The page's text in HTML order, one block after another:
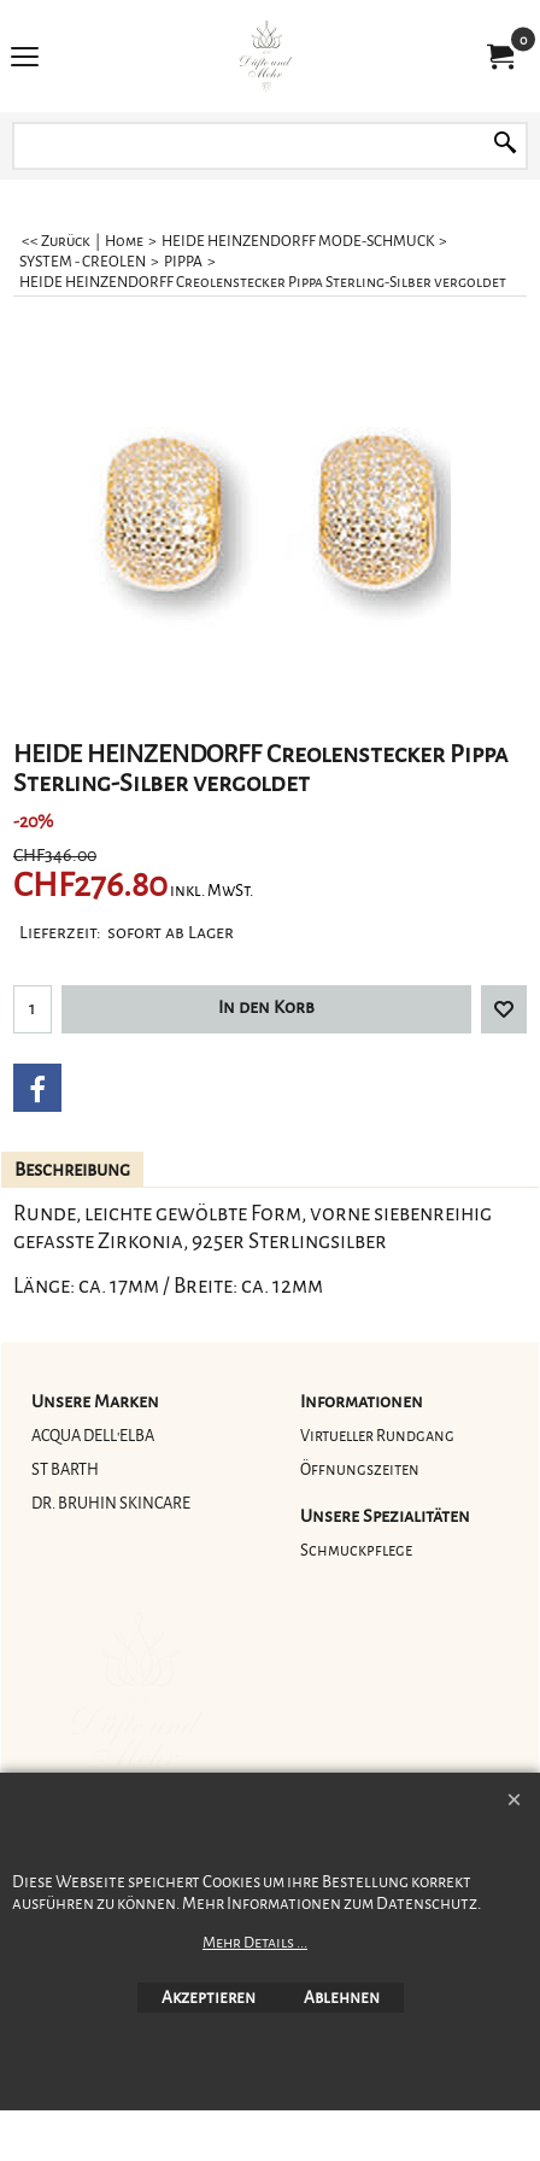
0
<< Zurück Home > HEIDE HEINZENDORFF MODE-SCHMUCK>
SYSTEM - CREOLEN > PIPPA >
HEIDE HEINZENDORFF Creolenstecker Pippa Sterling-Silber vergoldet
HEIDE HEINZENDORFF Creolenstecker Pippa
Sterling-Silber vergoldet
-20%
CHF346.00
CHF276.80 inkl. MwSt.
Lieferzeit: sofort ab Lager
In den Korb
Beschreibung
Runde, leichte gewölbte Form, vorne siebenreihig
gefasste Zirkonia, 925er Sterlingsilber
Länge: ca. 17mm / Breite: ca. 12mm
Unsere Marken
ACQUA DELL'ELBA
ST BARTH
DR. BRUHIN SKINCARE
Informationen
Virtueller Rundgang
Öffnungszeiten
Unsere Spezialitäten
Schmuckpflege
Diese Webseite speichert Cookies um ihre Bestellung korrekt
ausführen zu können. Mehr Informationen zum Datenschutz.
Mehr Details ...
Akzeptieren Ablehnen